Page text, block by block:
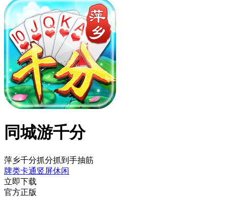
同城游千分
萍乡千分抓分抓到手抽筋
牌类卡通竖屏休闲
立即下载
官方正版